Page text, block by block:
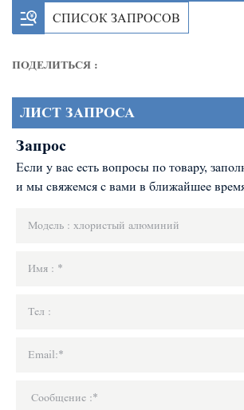
СПИСОК ЗАПРОСОВ
ПОДЕЛИТЬСЯ :
ЛИСТ ЗАПРОСА
Запрос
Если у вас есть вопросы по товару,
и мы свяжемся с вами в ближайшее